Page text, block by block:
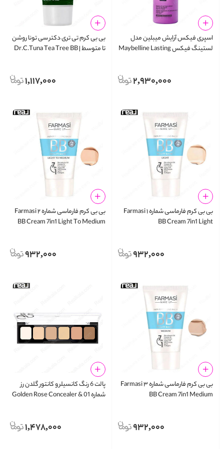
اسپری فیکس آرایش میبلین مدل
لستینگ فیکس Maybelline Lasting
2,930,000
بی بی کرم تی تری دکتر سی تونا روشن
تا متوسط | Dr.C.Tuna Tea Tree BB
1,117,000
بی بی کرم فارماسی شماره ۱ Farmasi
BB Cream 7in1 Light
932,000
بی بی کرم فارماسی شماره ۲ Farmasi
BB Cream 7in1 Light To Medium
932,000
بی بی کرم فارماسی شماره ۳ Farmasi
BB Cream 7in1 Medium
932,000
پالت 6 رنگ کانسیلر و کانتور گلدن رز
شماره 01 Golden Rose Concealer &
1,478,000